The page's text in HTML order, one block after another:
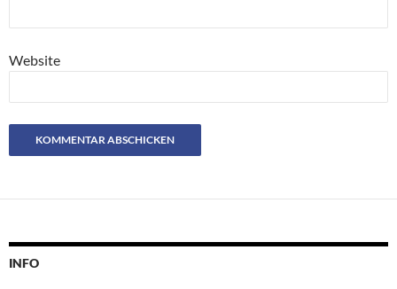
Website
INFO